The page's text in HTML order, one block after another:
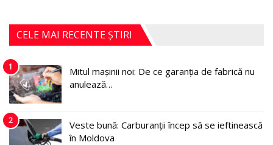
CELE MAI RECENTE ȘTIRI
1
Mitul mașinii noi: De ce garanția de fabrică nu
anulează…
2
Veste bună: Carburanții încep să se ieftinească
în Moldova